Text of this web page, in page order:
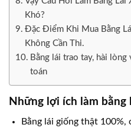
Khó?
Đặc Điểm Khi Mua Bằng
Không Cần Thi.
Bằng lái trao tay, hài
toán
Những lợi ích làm bằng
Bằng lái giống thật